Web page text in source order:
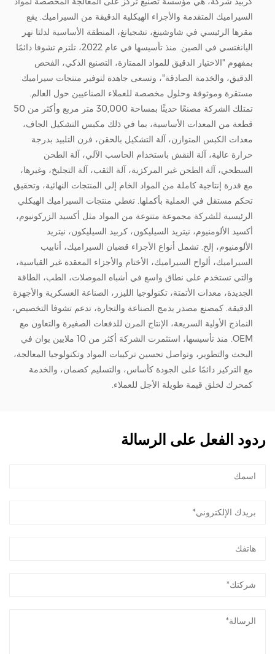
السيراميك المتقدمة والأجزاء الهيكلية الدقيقة من السيراميك. يقع
مقرها الرئيسي في شاوشينغ، تشجيانغ، المنطقة الأساسية لدلتا نهر
اليانغتسي في الصين. منذ تأسيسها في عام 2022، تلتزم تشوفا دائمًا
بمفهوم "الاختيار الدقيق للمواد الممتازة، التصنيع الذكي، الفحص
الدقيق، والخدمة الصادقة"، وتسعى جاهدة لتوفير منتجات سيراميك
مستقرة وموثوقة وحلول مخصصة للعملاء الصناعيين حول العالم.
تمتلك الشركة مصنعًا حديثًا بمساحة 30,000 متر مربع وأكثر من 50
قطعة من المعدات الأساسية، بما في ذلك مكبس التشكيل الجاف،
معدات الكبس المتوازن، آلة التشكيل بالحقن، فرن التلبيد بدرجة
حرارة عالية، آلة النقش باستخدام الحاسب الآلي، آلة الطحن
السطحي، آلة الطحن غير المركزية، آلة الثقب، آلة التجليخ، وغيرها،
مع قدرة إنتاجية كاملة من المواد الخام إلى المنتجات النهائية، وتحقيق
تحكم مستقل في العملية بأكملها. تغطي منتجات السيراميك الهيكلي
الرئيسية للشركة مجموعة متنوعة من المواد مثل أكسيد الزركونيوم،
أكسيد الألومنيوم، نيتريد السيليكون، كربيد السيليكون، نيتريد
الألومنيوم، إلخ. تشمل أنواع الأجزاء قضبان السيراميك، أنابيب
السيراميك، ألواح السيراميك، الأختام والأجزاء المعقدة غير القياسية،
والتي تستخدم على نطاق واسع في أشباه الموصلات، الطب، الطاقة
الجديدة، معدات الأتمتة، تكنولوجيا الليزر، الصناعة العسكرية والأجهزة
الدقيقة. كمصنع مصدر يدمج الصناعة والتجارة، تدعم تشوفا التخصيص،
النماذج الأولية السريعة، الإنتاج المرن للدفعات الصغيرة والتعاون مع
OEM. منذ تأسيسها، استثمرت الشركة أكثر من 10 ملايين يوان في
البحث والتطوير، وتواصل تحسين تركيبات المواد وتكنولوجيا المعالجة،
مع التركيز دائمًا على الجودة كأساس، والتسليم كضمان، والخدمة
كمحرك لخلق قيمة طويلة الأجل للعملاء.
ردود الفعل على الرسالة